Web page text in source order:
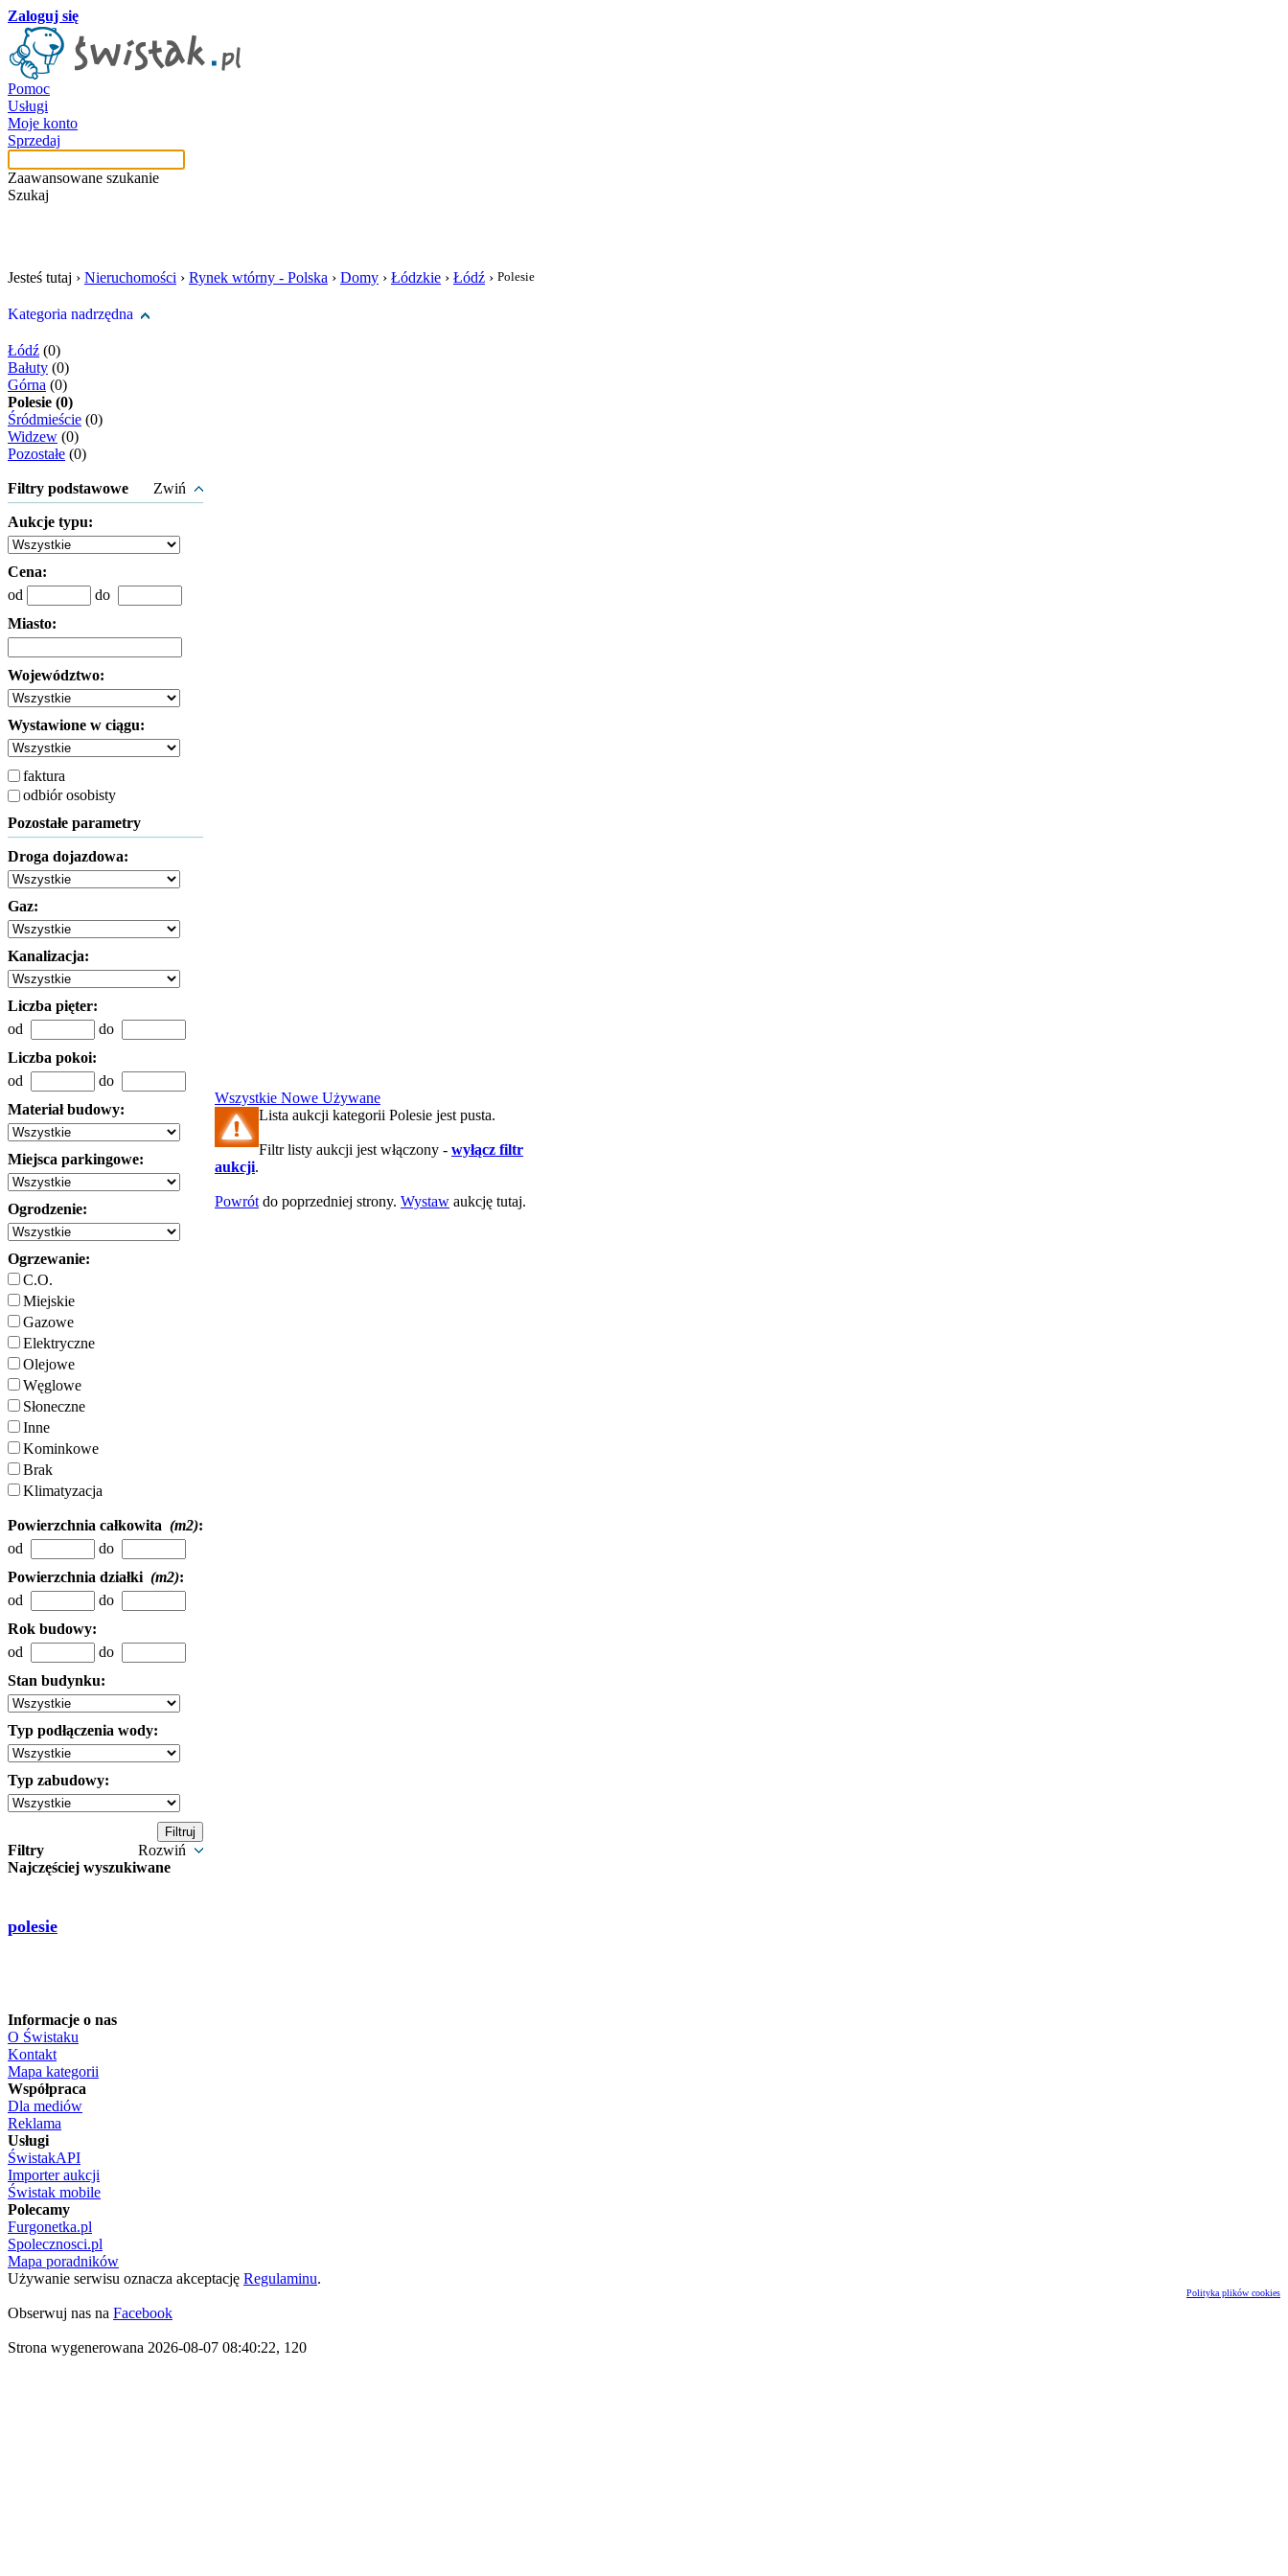
Zaloguj się
Pomoc
Usługi
Moje konto
Sprzedaj
Zaawansowane szukanie
Szukaj
Jesteś tutaj › Nieruchomości › Rynek wtórny - Polska › Domy › Łódzkie › Łódź › Polesie
Kategoria nadrzędna
Łódź (0)
Bałuty (0)
Górna (0)
Polesie (0)
Śródmieście (0)
Widzew (0)
Pozostałe (0)
Filtry podstawowe Zwiń
Aukcje typu:
Cena:
od
do
Miasto:
Województwo:
Wystawione w ciągu:
faktura
odbiór osobisty
Pozostałe parametry
Droga dojazdowa:
Gaz:
Kanalizacja:
Liczba pięter:
od
do
Liczba pokoi:
od
do
Materiał budowy:
Miejsca parkingowe:
Ogrodzenie:
Ogrzewanie:
C.O.
Miejskie
Gazowe
Elektryczne
Olejowe
Węglowe
Słoneczne
Inne
Kominkowe
Brak
Klimatyzacja
Powierzchnia całkowita (m2):
od
do
Powierzchnia działki (m2):
od
do
Rok budowy:
od
do
Stan budynku:
Typ podłączenia wody:
Typ zabudowy:
Filtry
Rozwiń
Najczęściej wyszukiwane
polesie
Wszystkie Nowe Używane
Lista aukcji kategorii Polesie jest pusta.
Filtr listy aukcji jest włączony - wyłącz filtr
aukcji.
Powrót do poprzedniej strony. Wystaw aukcję tutaj.
Informacje o nas
O Świstaku
Kontakt
Mapa kategorii
Współpraca
Dla mediów
Reklama
Usługi
ŚwistakAPI
Importer aukcji
Świstak mobile
Polecamy
Furgonetka.pl
Spolecznosci.pl
Mapa poradników
Używanie serwisu oznacza akceptację Regulaminu.
Polityka plików cookies
Obserwuj nas na Facebook
Strona wygenerowana 2026-08-07 08:40:22, 120